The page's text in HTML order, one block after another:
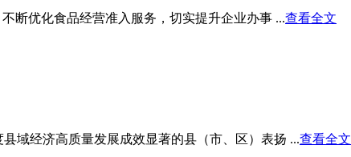
优化食品经营准入服务，切实提升企业办事 ...查看全文
经济高质量发展成效显著的县（市、区）表扬 ...查看全文